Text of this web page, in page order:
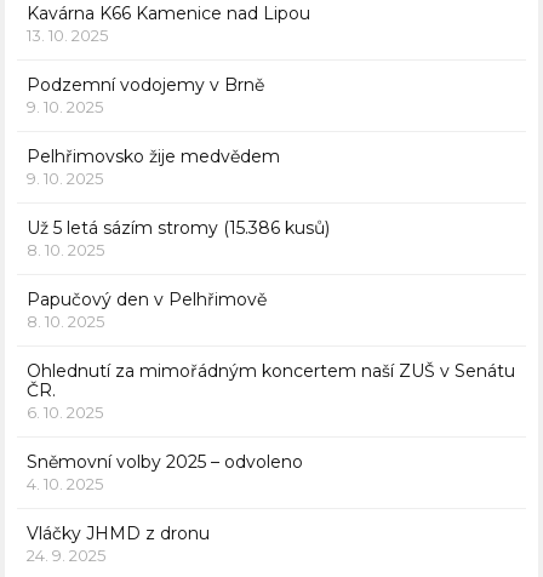
Kavárna K66 Kamenice nad Lipou
13. 10. 2025
Podzemní vodojemy v Brně
9. 10. 2025
Pelhřimovsko žije medvědem
9. 10. 2025
Už 5 letá sázím stromy (15.386 kusů)
8. 10. 2025
Papučový den v Pelhřimově
8. 10. 2025
Ohlednutí za mimořádným koncertem naší ZUŠ v Senátu
ČR.
6. 10. 2025
Sněmovní volby 2025 – odvoleno
4. 10. 2025
Vláčky JHMD z dronu
24. 9. 2025